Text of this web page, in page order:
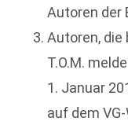
Autoren der
Autoren,
T.O.M.
1. Januar
auf dem